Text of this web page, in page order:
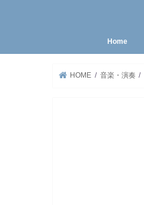
Home
HOME 音楽・演奏